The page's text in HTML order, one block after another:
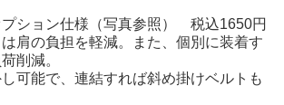
プション仕様（写真参照） 税込1650円
は肩の負担を軽減。また、個別に装着す
削減。
し可能で、連結すれば斜め掛けベルトも